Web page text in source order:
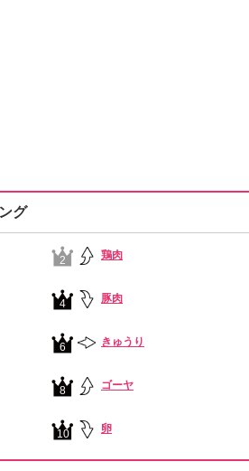
グ
2 鶏肉
4 豚肉
6 きゅうり
8 ゴーヤ
10 卵